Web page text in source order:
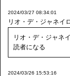
2024/03/27 08:34:01
リオ・デ・ジャネイ
リオ・デ・ジャネ
読者になる
2024/03/26 15:53:16